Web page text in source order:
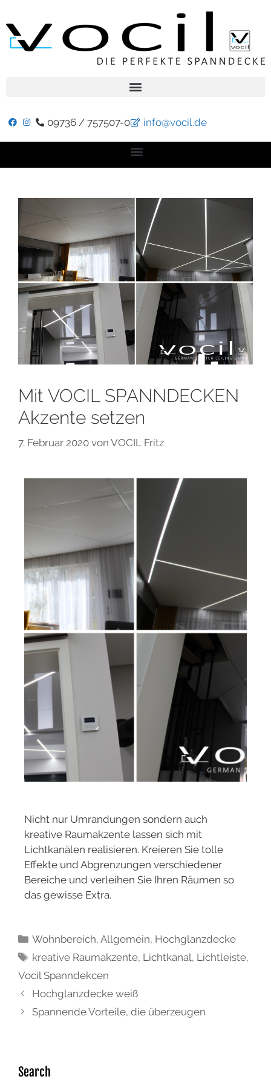
09736 / 757507-0 info@vocil.de
Mit VOCIL SPANNDECKEN
Akzente setzen
7. Februar 2020 von VOCIL Fritz
Nicht nur Umrandungen sondern auch
kreative Raumakzente lassen sich mit
Lichtkanälen realisieren. Kreieren Sie tolle
Effekte und Abgrenzungen verschiedener
Bereiche und verleihen Sie Ihren Räumen so
das gewisse Extra.
Wohnbereich,Allgemein, Hochglanzdecke
kreative Raumakzente, Lichtkanal, Lichtleiste,
Vocil Spanndekcen
Hochglanzdecke weiß
Spannende Vorteile, die überzeugen
Search